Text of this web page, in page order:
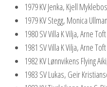
1979 KV Jenka, Kjell
1979 KV Stegg, Monica
1980 SV Villa K Vilja, Arne
1981 SV Villa K Vilja, Arne
1982 KV Lønnvikens Flying
1983 SV Lukas, Geir